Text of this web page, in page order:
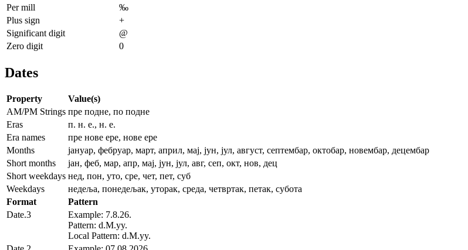
Per mill
‰
Plus sign
+
Significant digit
@
Zero digit
0
Dates
Property
Value(s)
AM/PM Strings пре подне, по подне
Eras
п. н. е., н. е.
Era names
пре нове ере, нове ере
Months
јануар, фебруар, март, април, мај, јун, јул, август, септембар, октобар, новембар, децембар
Short months
јан, феб, мар, апр, мај, јун, јул, авг, сеп, окт, нов, дец
Short weekdays нед, пон, уто, сре, чет, пет, суб
Weekdays
недеља, понедељак, уторак, среда, четвртак, петак, субота
Format
Pattern
Date.3
Example: 7.8.26.
Pattern: d.M.yy.
Local Pattern: d.M.yy.